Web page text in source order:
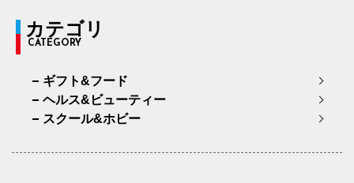
カテゴリ
CATEGORY
ギフト&フード
ヘルス&ビューティー
スクール&ホビー